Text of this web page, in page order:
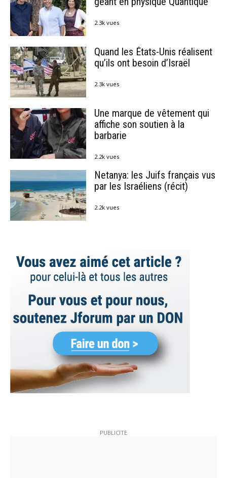
2.3k vues
Quand les États-Unis réalisent
qu’ils ont besoin d’Israël
2.3k vues
Une marque de vêtement qui
affiche son soutien à la
barbarie
2.2k vues
Netanya: les Juifs français vus
par les Israéliens (récit)
2.2k vues